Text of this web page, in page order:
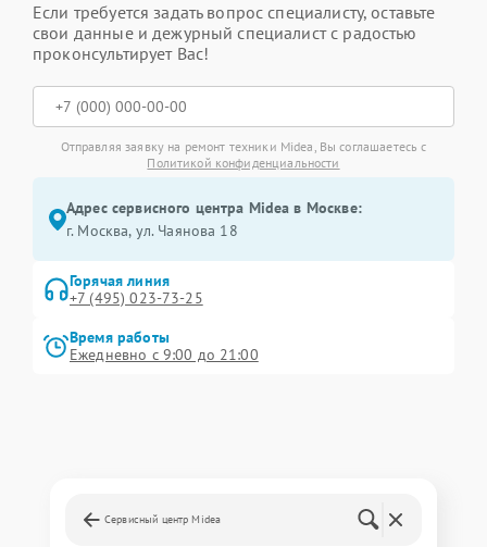
Если требуется задать вопрос специалисту, оставьте
свои данные и дежурный специалист с радостью
проконсультирует Вас!
Отправляя заявку на ремонт техники Midea, Вы соглашаетесь с
Политикой конфиденциальности
Адрес сервисного центра Midea в Москве:
г. Москва, ул. Чаянова 18
Горячая линия
+7 (495) 023-73-25
Время работы
Ежедневно с 9:00 до 21:00
Сервисный центр Midea